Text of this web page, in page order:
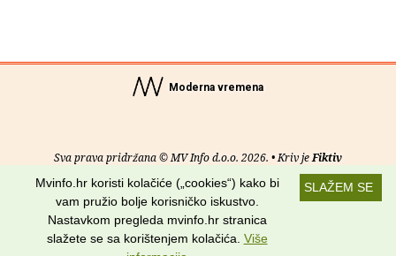
Moderna vremena
Sva prava pridržana © MV Info d.o.o. 2026. • Kriv jeFiktiv
Uvjeti korištenja RSS kanali
Potraži nas na:
SLAŽEM SE
Mvinfo.hr koristi kolačiće („cookies“) kako bi
vam pružio bolje korisničko iskustvo.
Nastavkom pregleda mvinfo.hr stranica
slažete se sa korištenjem kolačića. Više